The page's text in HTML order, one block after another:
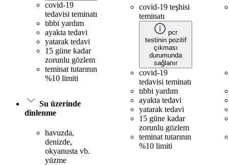
covid-19
tedavisi teminatı
tıbbi yardım
ayakta tedavi
yatarak tedavi
15 güne kadar
zorunlu gözlem
teminat tutarının
%10 limiti
Su üzerinde
dinlenme
havuzda,
denizde,
okyanusta vb.
yüzme
covid-19 teşhisi
teminatı
pcr
testinin pozitif
çıkması
durumunda
sağlanır
covid-19
tedavisi teminatı
tıbbi yardım
ayakta tedavi
yatarak tedavi
15 güne kadar
zorunlu gözlem
teminat tutarının
%10 limiti